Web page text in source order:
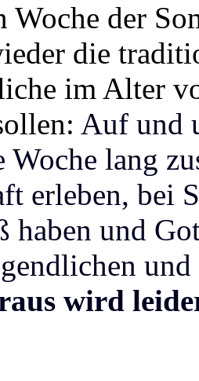
Woche der
die
im Alter
Auf und
Woche lang
erleben, bei
haben und
und
wird